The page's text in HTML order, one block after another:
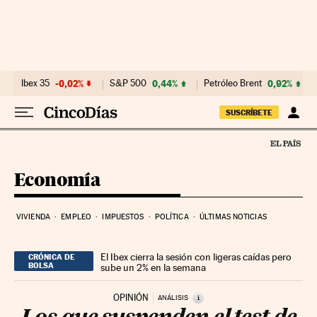
Ibex 35 -0,02% S&P 500 0,44% Petróleo Brent 0,92%
SUSCRÍBETE
Economía
VIVIENDA EMPLEO IMPUESTOS POLÍTICA ÚLTIMAS NOTICIAS
CRÓNICA DE
BOLSA
El Ibex cierra la sesión con ligeras caídas pero
sube un 2% en la semana
OPINIÓN ANÁLISIS i